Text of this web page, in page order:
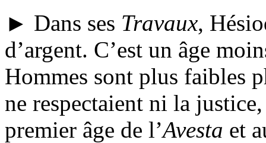
► Dans ses Travaux,
d’argent. C’est un âge
Hommes sont plus faibles
ne respectaient ni la
premier âge de l’Avesta et